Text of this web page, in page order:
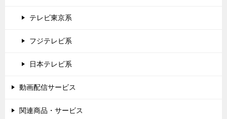
テレビ東京系
フジテレビ系
日本テレビ系
動画配信サービス
関連商品・サービス